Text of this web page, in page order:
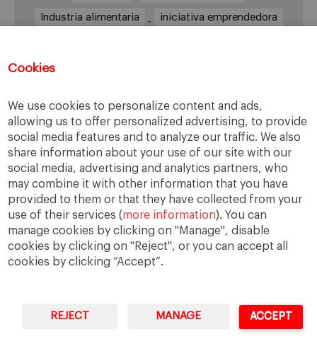
Cookies
We use cookies to personalize content and ads,
allowing us to offer personalized advertising, to provide
social media features and to analyze our traffic. We also
share information about your use of our site with our
social media, advertising and analytics partners, who
may combine it with other information that you have
provided to them or that they have collected from your
use of their services (more information). You can
manage cookies by clicking on "Manage", disable
cookies by clicking on "Reject", or you can accept all
cookies by clicking “Accept”.
REJECT MANAGE ACCEPT
Industria alimentaria iniciativa emprendedora
Nestlé Novartis Presupuesto
Retos Sector de la Alimentación y las bebidas
Setor Alimentario Telento TRADI
Transformación Vademécum alimentario
University of Navarra